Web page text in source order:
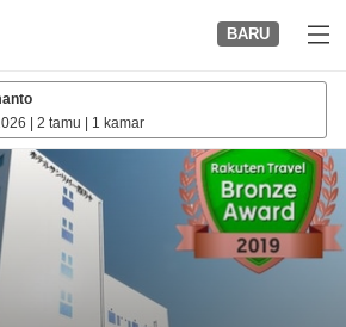
BARU
2 tamu 1 kamar